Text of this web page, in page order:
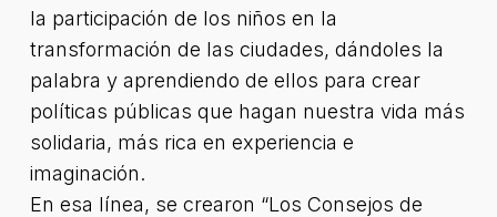
la participación de los niños en la
transformación de las ciudades, dándoles la
palabra y aprendiendo de ellos para crear
políticas públicas que hagan nuestra vida más
solidaria, más rica en experiencia e
imaginación.
En esa línea, se crearon “Los Consejos de